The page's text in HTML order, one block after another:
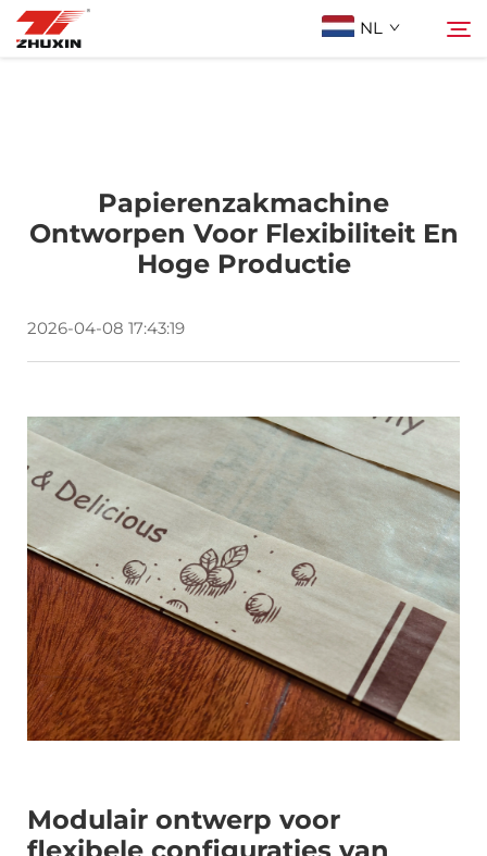
NL
Toepassingen
Nieuws
FAQ
Papierenzakmachine
Ontworpen Voor Flexibiliteit En
Hoge Productie
2026-04-08 17:43:19
Modulair ontwerp voor